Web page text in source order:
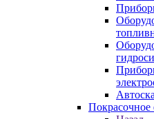
Покрасочное